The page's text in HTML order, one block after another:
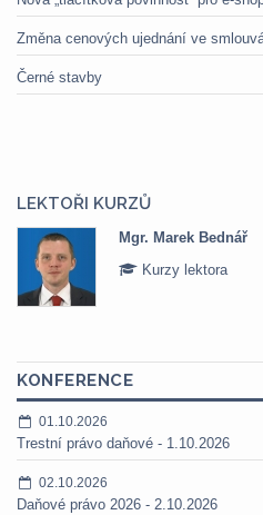
Změna cenových ujednání ve
Černé stavby
LEKTOŘI KURZŮ
Mgr. Marek Bednář
Kurzy lektora
KONFERENCE
01.10.2026
Trestní právo daňové - 1.10.2026
02.10.2026
Daňové právo 2026 - 2.10.2026